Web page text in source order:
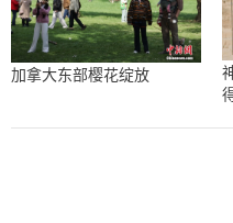
加拿大东部樱花绽放